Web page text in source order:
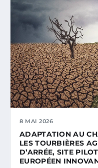
8 MAI 2026
ADAPTATION AU
LES TOURBIÈRES
D’ARRÉE, SITE
EUROPÉEN